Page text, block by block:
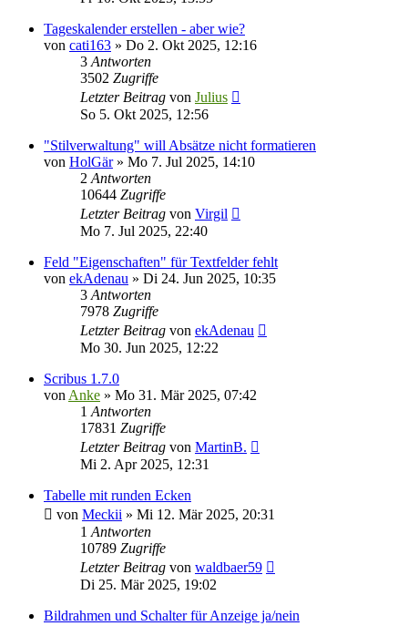
Tageskalender erstellen - aber wie?
von cati163 » Do 2. Okt 2025, 12:16
3 Antworten
3502 Zugriffe
Letzter Beitrag von Julius
So 5. Okt 2025, 12:56
"Stilverwaltung" will Absätze nicht formatieren
von HolGär» Mo 7. Jul 2025, 14:10
2 Antworten
10644 Zugriffe
Letzter Beitrag von Virgil
Mo 7. Jul 2025, 22:40
Feld "Eigenschaften" für Textfelder fehlt
von ekAdenau » Di 24. Jun 2025, 10:35
3 Antworten
7978 Zugriffe
Letzter Beitrag von ekAdenau
Mo 30. Jun 2025, 12:22
Scribus 1.7.0
von Anke » Mo 31. Mär 2025, 07:42
1 Antworten
17831 Zugriffe
Letzter Beitrag von MartinB.
Mi 2. Apr 2025, 12:31
Tabelle mit runden Ecken
von Meckii » Mi 12. Mär 2025, 20:31
1 Antworten
10789 Zugriffe
Letzter Beitrag von waldbaer59
Di 25. Mär 2025, 19:02
Bildrahmen und Schalter für Anzeige ja/nein